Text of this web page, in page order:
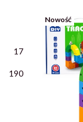
17
190
Nowość